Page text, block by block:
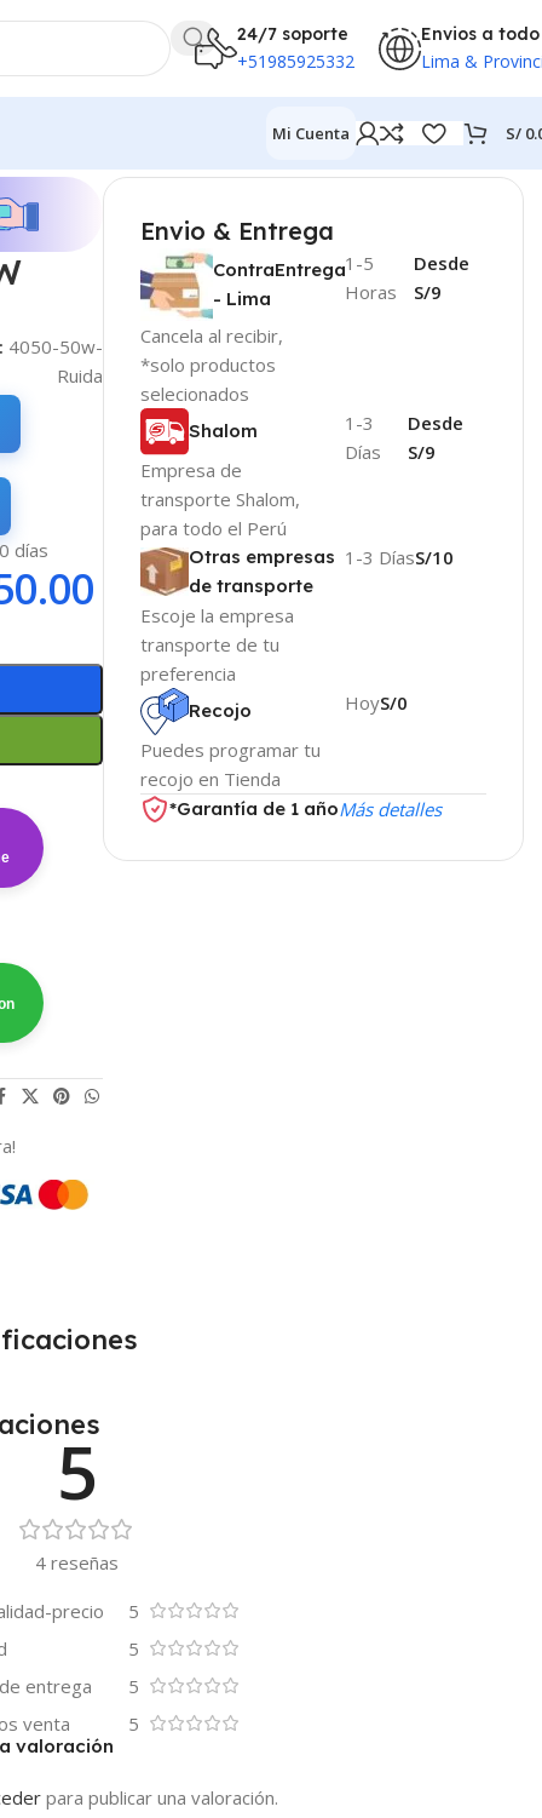
24/7 soporte
+51985925332
Envios a todo
Lima &
Mi Cuenta S/
4050-50w-
Ruida
días
Envio & Entrega
ContraEntrega
- Lima
Cancela al recibir,
*solo productos
selecionados
1-5
Horas
Desde
S/9
Shalom
Empresa de
transporte Shalom,
para todo el Perú
1-3
Días
Desde
S/9
Otras empresas
de transporte
Escoje la empresa
transporte de tu
preferencia
1-3 DíasS/10
Recojo
Puedes programar tu
recojo en Tienda
HoyS/0
*Garantía de 1 añoMás detalles
5
4 reseñas
precio
5
5
entrega
5
venta
5
valoración
para publicar una valoración.